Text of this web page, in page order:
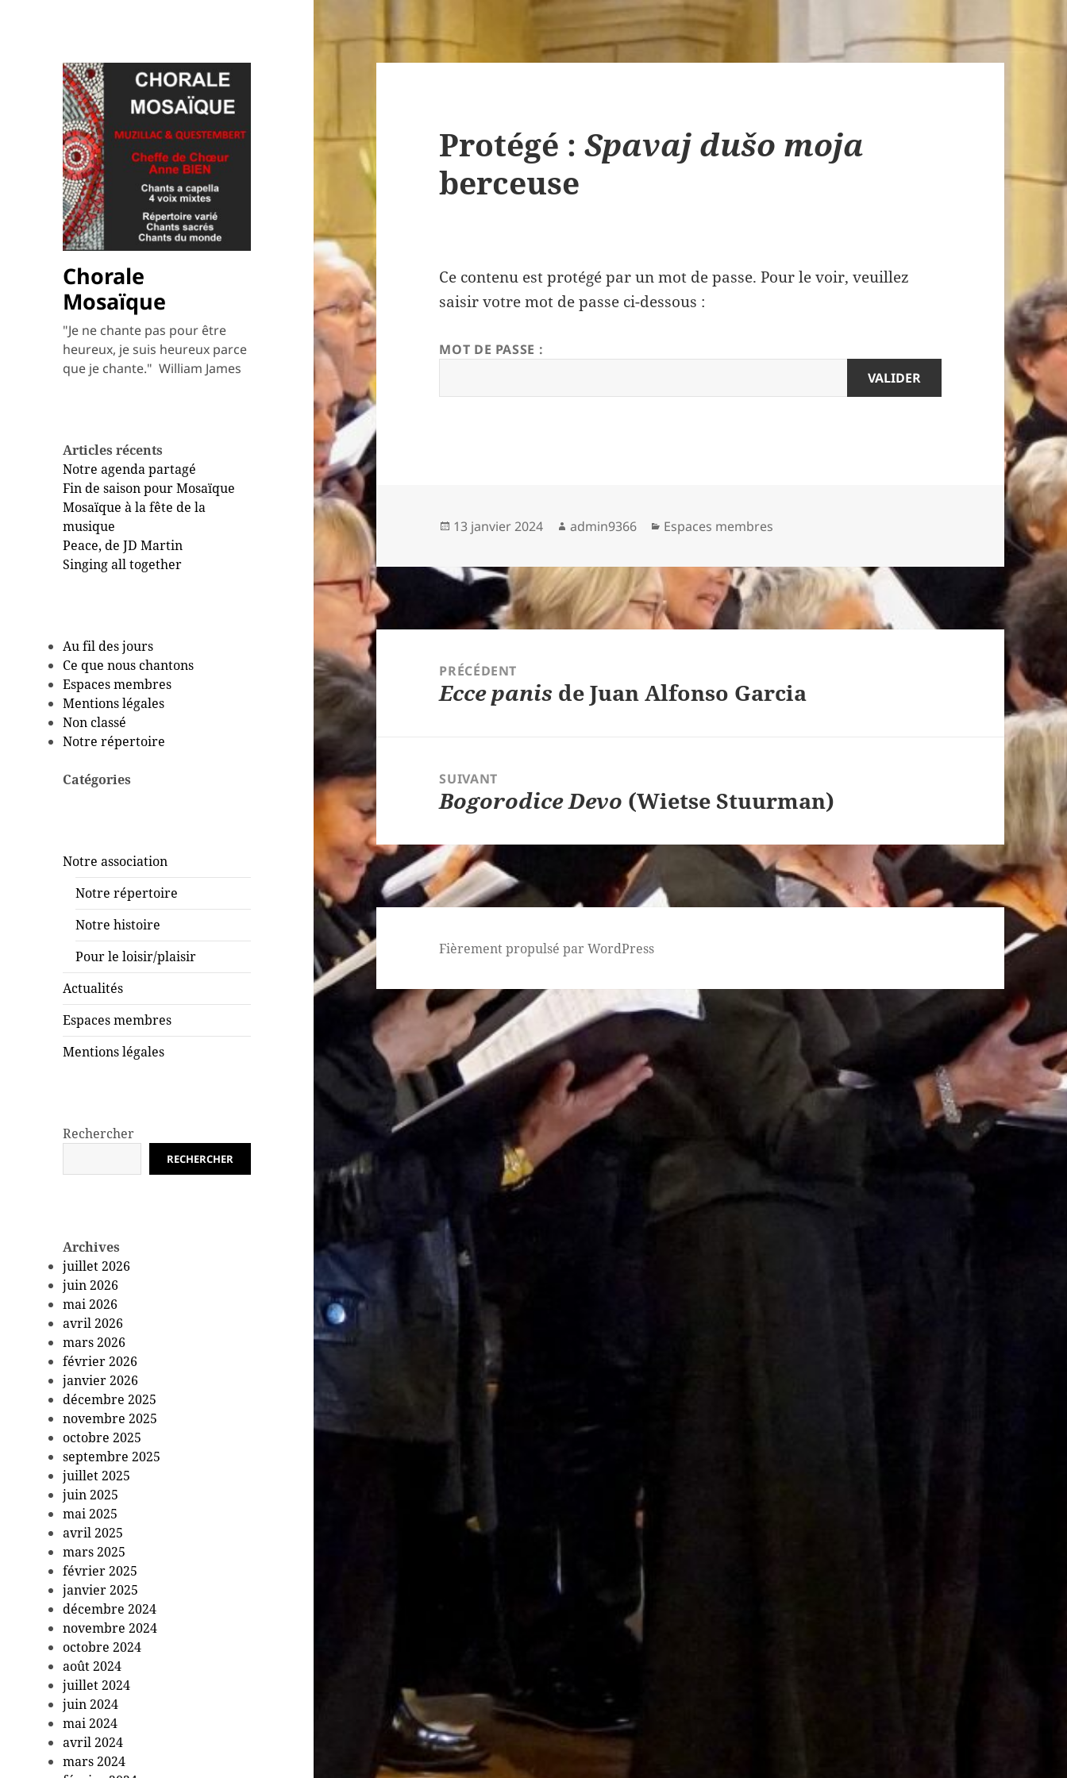
Chorale
Mosaïque
"Je ne chante pas pour être
heureux, je suis heureux parce
que je chante." ​ William James
Articles récents
Notre agenda partagé
Fin de saison pour Mosaïque
Mosaïque à la fête de la
musique
Peace, de JD Martin
Singing all together
Au fil des jours
Ce que nous chantons
Espaces membres
Mentions légales
Non classé
Notre répertoire
Catégories
Notre association
Notre répertoire
Notre histoire
Pour le loisir/plaisir
Actualités
Espaces membres
Mentions légales
Rechercher
RECHERCHER
Archives
juillet 2026
juin 2026
mai 2026
avril 2026
mars 2026
février 2026
janvier 2026
décembre 2025
novembre 2025
octobre 2025
septembre 2025
juillet 2025
juin 2025
mai 2025
avril 2025
mars 2025
février 2025
janvier 2025
décembre 2024
novembre 2024
octobre 2024
août 2024
juillet 2024
juin 2024
mai 2024
avril 2024
mars 2024
Protégé :Spavaj dušo moja
berceuse
Ce contenu est protégé par un mot de passe. Pour le voir, veuillez
saisir votre mot de passe ci-dessous :
MOT DE PASSE :
Publié
13 janvier 2024 Auteur
admin9366 Catégories
Espaces membres
de
PRÉCÉDENT
Article
Ecce panis de Juan Alfonso Garcia
SUIVANT
Article
Bogorodice Devo (Wietse Stuurman)
Fièrement propulsé par WordPress